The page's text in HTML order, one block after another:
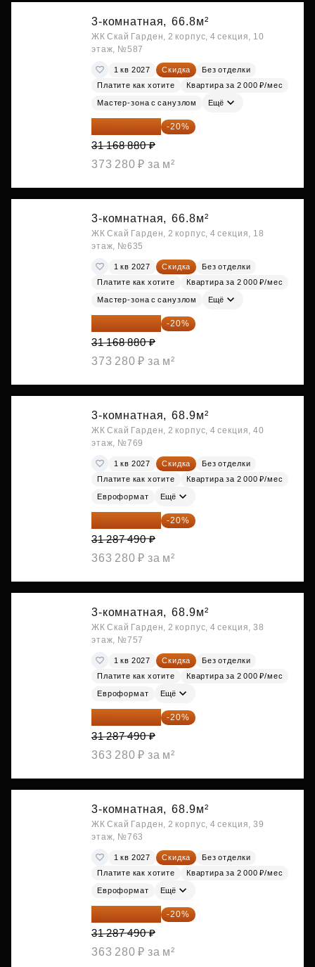
3-комнатная, 66.8м²
ЖК Скай Гарден, 2 корпус, 4 секция, 10
этаж, №587
1 кв 2027 Скидка
Без отделки
Платите как хотите
Квартира за 2 000 ₽/мес
Мастер-зона с санузлом Ещё
24 935 104 ₽ -20%
31 168 880 ₽
373 280 ₽ за м²
3-комнатная, 66.8м²
ЖК Скай Гарден, 2 корпус, 4 секция, 18
этаж, №635
1 кв 2027 Скидка
Без отделки
Платите как хотите
Квартира за 2 000 ₽/мес
Мастер-зона с санузлом Ещё
24 935 104 ₽ -20%
31 168 880 ₽
373 280 ₽ за м²
3-комнатная, 68.9м²
ЖК Скай Гарден, 2 корпус, 4 секция, 40
этаж, №769
1 кв 2027 Скидка
Без отделки
Платите как хотите
Квартира за 2 000 ₽/мес
Евроформат Ещё
25 029 992 ₽ -20%
31 287 490 ₽
363 280 ₽ за м²
3-комнатная, 68.9м²
ЖК Скай Гарден, 2 корпус, 4 секция, 38
этаж, №757
1 кв 2027 Скидка
Без отделки
Платите как хотите
Квартира за 2 000 ₽/мес
Евроформат Ещё
25 029 992 ₽ -20%
31 287 490 ₽
363 280 ₽ за м²
3-комнатная, 68.9м²
ЖК Скай Гарден, 2 корпус, 4 секция, 39
этаж, №763
1 кв 2027 Скидка
Без отделки
Платите как хотите
Квартира за 2 000 ₽/мес
Евроформат Ещё
25 029 992 ₽ -20%
31 287 490 ₽
363 280 ₽ за м²